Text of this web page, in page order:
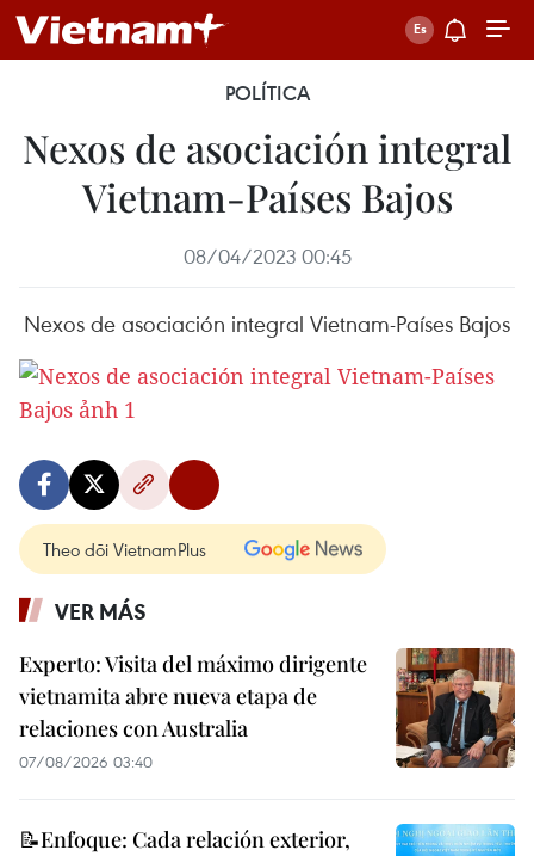
POLÍTICA
Nexos de asociación integral
Vietnam-Países Bajos
08/04/2023 00:45
Nexos de asociación integral Vietnam-Países Bajos
Theo dõi VietnamPlus
VER MÁS
Experto: Visita del máximo dirigente
vietnamita abre nueva etapa de
relaciones con Australia
07/08/2026 03:40
📝Enfoque: Cada relación exterior,